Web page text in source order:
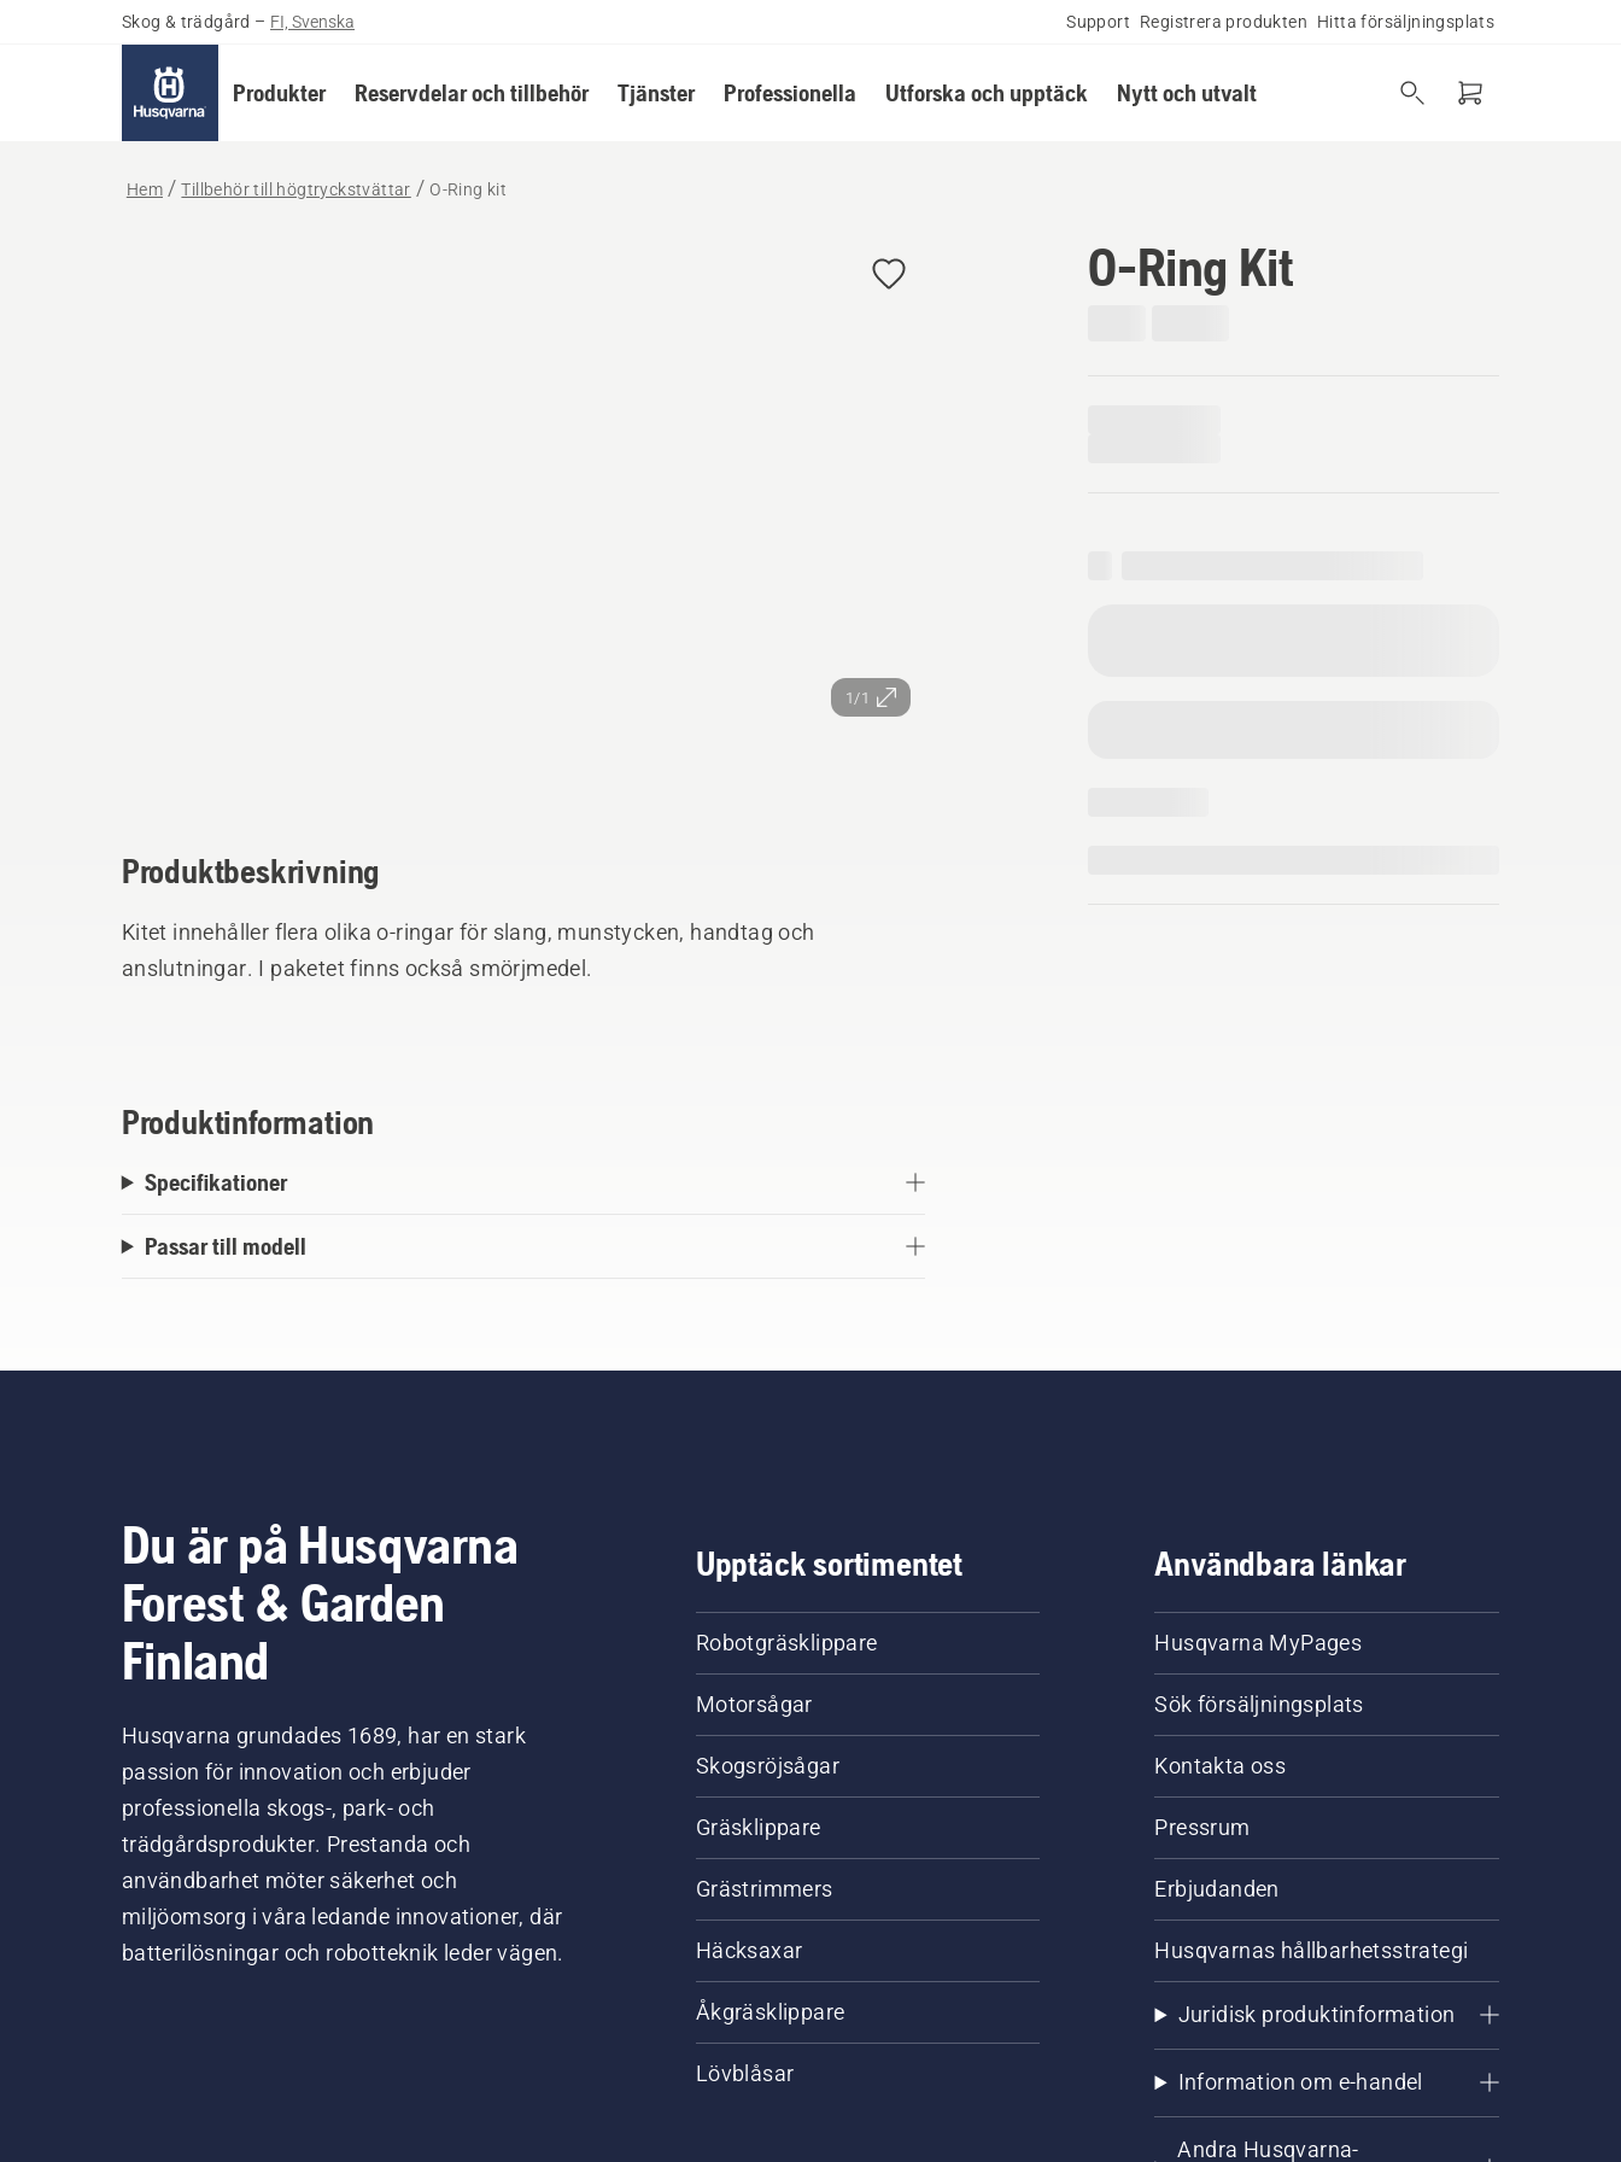
Skog & trädgård – FI, Svenska Support Registrera produkten Hitta försäljningsplats
Produkter Reservdelar och tillbehör Tjänster Professionella Utforska och upptäck Nytt och utvalt
Hem Tillbehör till högtryckstvättar O-Ring kit
1/1
O-Ring Kit
Produktbeskrivning
Kitet innehåller flera olika o-ringar för slang, munstycken, handtag och
anslutningar. I paketet finns också smörjmedel.
Produktinformation
Specifikationer
Passar till modell
Du är på Husqvarna
Forest & Garden
Finland
Husqvarna grundades 1689, har en stark
passion för innovation och erbjuder
professionella skogs-, park- och
trädgårdsprodukter. Prestanda och
användbarhet möter säkerhet och
miljöomsorg i våra ledande innovationer, där
batterilösningar och robotteknik leder vägen.
Upptäck sortimentet
Robotgräsklippare
Motorsågar
Skogsröjsågar
Gräsklippare
Grästrimmers
Häcksaxar
Åkgräsklippare
Lövblåsar
Användbara länkar
Husqvarna MyPages
Sök försäljningsplats
Kontakta oss
Pressrum
Erbjudanden
Husqvarnas hållbarhetsstrategi
Juridisk produktinformation
Information om e-handel
Andra Husqvarna-